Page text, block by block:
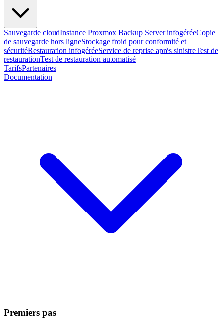
Sauvegarde cloudInstance Proxmox Backup Server infogéréeCopie
de sauvegarde hors ligneStockage froid pour conformité et
sécuritéRestauration infogéréeService de reprise après sinistreTest de
restaurationTest de restauration automatisé
TarifsPartenaires
Documentation
Premiers pas